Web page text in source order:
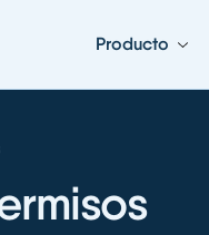
Producto